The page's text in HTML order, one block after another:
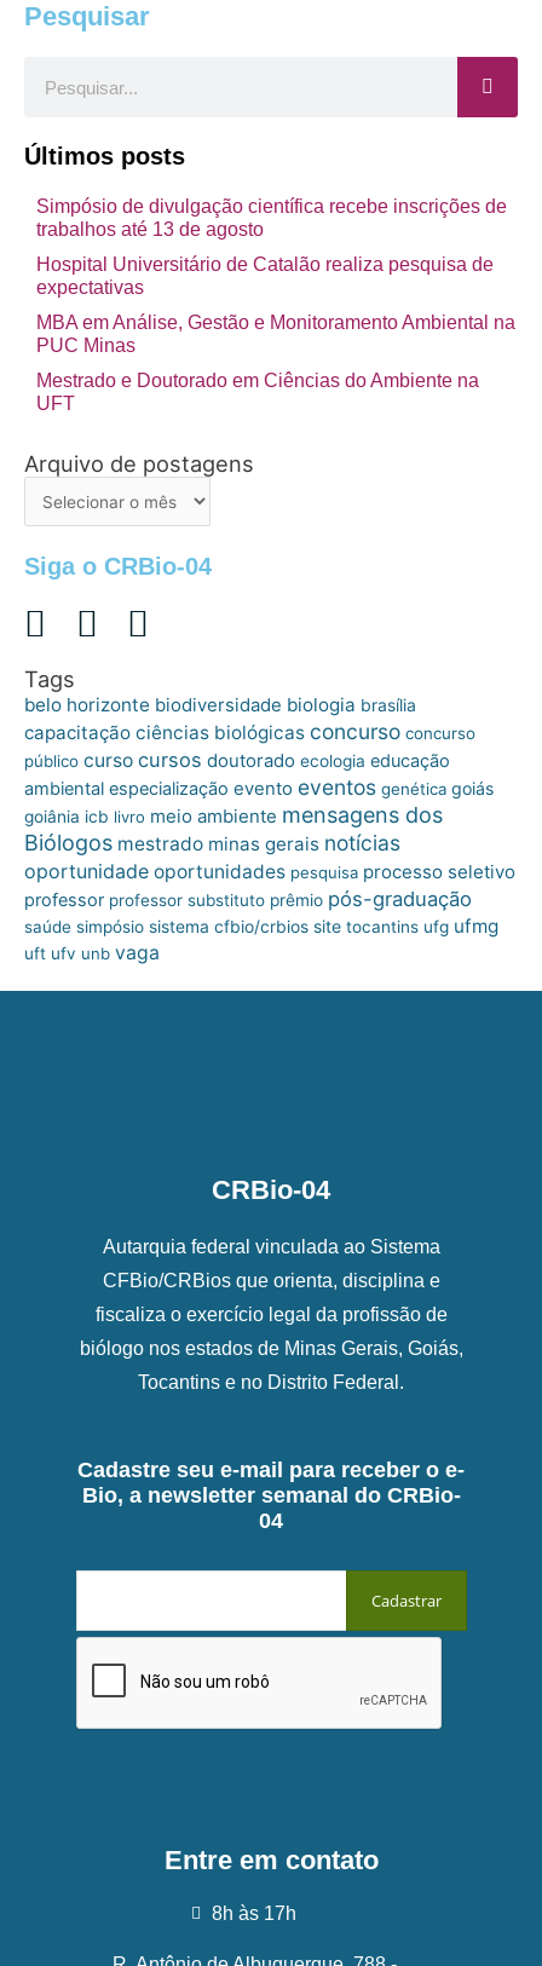
Pesquisar
Últimos posts
Simpósio de divulgação científica recebe inscrições de
trabalhos até 13 de agosto
Hospital Universitário de Catalão realiza pesquisa de
expectativas
MBA em Análise, Gestão e Monitoramento Ambiental na
PUC Minas
Mestrado e Doutorado em Ciências do Ambiente na
UFT
Arquivo de postagens
Arquivo
Siga o CRBio-04
Tags
belo horizonte biodiversidade biologia brasília
capacitação ciências biológicas concurso concurso
público curso cursos doutorado ecologia educação
ambiental especialização evento eventos genética goiás
goiânia icb livro meio ambiente mensagens dos
Biólogos mestrado minas gerais notícias
oportunidade oportunidades pesquisa processo seletivo
professor professor substituto prêmio pós-graduação
saúde simpósio sistema cfbio/crbios site tocantins ufg ufmg
uft ufv unb vaga
CRBio-04
Autarquia federal vinculada ao Sistema
CFBio/CRBios que orienta, disciplina e
fiscaliza o exercício legal da profissão de
biólogo nos estados de Minas Gerais, Goiás,
Tocantins e no Distrito Federal.
Cadastre seu e-mail para receber o e-
Bio, a newsletter semanal do CRBio-
04
Entre em contato
8h às 17h